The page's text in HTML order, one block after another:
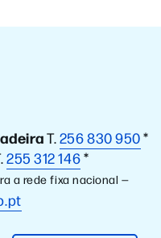
T.256 830 950*
255 312 146*
a rede fixa nacional —